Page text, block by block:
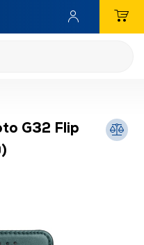
G32 Flip